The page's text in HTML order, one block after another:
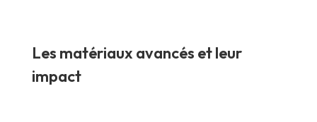
Les matériaux avancés et leur
impact